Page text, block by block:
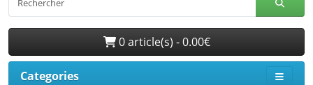
0 article(s) - 0.00€
Categories